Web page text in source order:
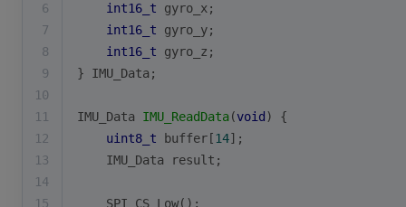
6
int16_t gyro_x;
7
int16_t gyro_y;
8
int16_t gyro_z;
9
} IMU_Data;
10
11
IMU_Data IMU_ReadData(void )
{
12
uint8_t buffer[14];
13
    IMU_Data result;
14
15
    SPI_CS_Low();